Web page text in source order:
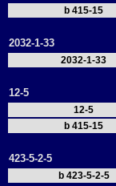
b 415-15
2032-1-33
2032-1-33
12-5
12-5
b 415-15
423-5-2-5
b 423-5-2-5